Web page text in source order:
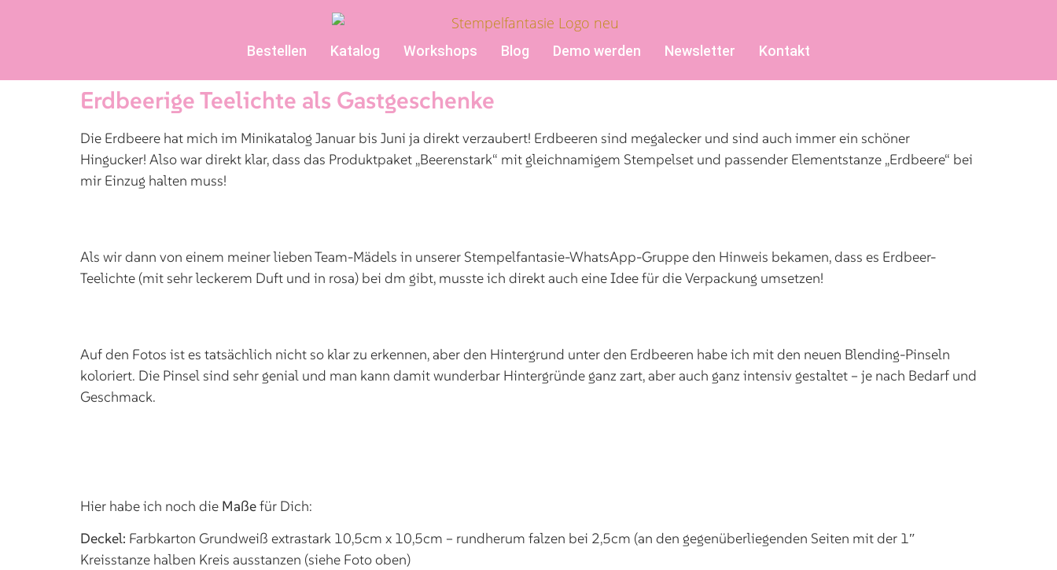
Bestellen Katalog Workshops Blog Demo werden Newsletter Kontakt
Erdbeerige Teelichte als Gastgeschenke
Die Erdbeere hat mich im Minikatalog Januar bis Juni ja direkt verzaubert! Erdbeeren sind megalecker und sind auch immer ein schöner
Hingucker! Also war direkt klar, dass das Produktpaket „Beerenstark“ mit gleichnamigem Stempelset und passender Elementstanze „Erdbeere“ bei
mir Einzug halten muss!
Als wir dann von einem meiner lieben Team-Mädels in unserer Stempelfantasie-WhatsApp-Gruppe den Hinweis bekamen, dass es Erdbeer-
Teelichte (mit sehr leckerem Duft und in rosa) bei dm gibt, musste ich direkt auch eine Idee für die Verpackung umsetzen!
Auf den Fotos ist es tatsächlich nicht so klar zu erkennen, aber den Hintergrund unter den Erdbeeren habe ich mit den neuen Blending-Pinseln
koloriert. Die Pinsel sind sehr genial und man kann damit wunderbar Hintergründe ganz zart, aber auch ganz intensiv gestaltet – je nach Bedarf und
Geschmack.
Hier habe ich noch die Maßefür Dich:
Deckel: Farbkarton Grundweiß extrastark 10,5cm x 10,5cm – rundherum falzen bei 2,5cm (an den gegenüberliegenden Seiten mit der 1″
Kreisstanze halben Kreis ausstanzen (siehe Foto oben)